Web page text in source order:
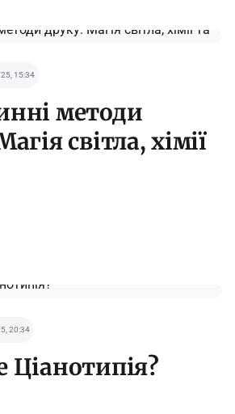
15:34
методи
світла, хімії
20:34
Ціанотипія?